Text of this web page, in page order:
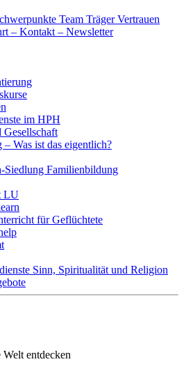
Team TrägerVertrauen
– Kontakt – Newsletter
im HPH
Gesellschaft
– Was ist das eigentlich?
Siedlung Familienbildung
LU
für Geflüchtete
Sinn, Spiritualität und Religion